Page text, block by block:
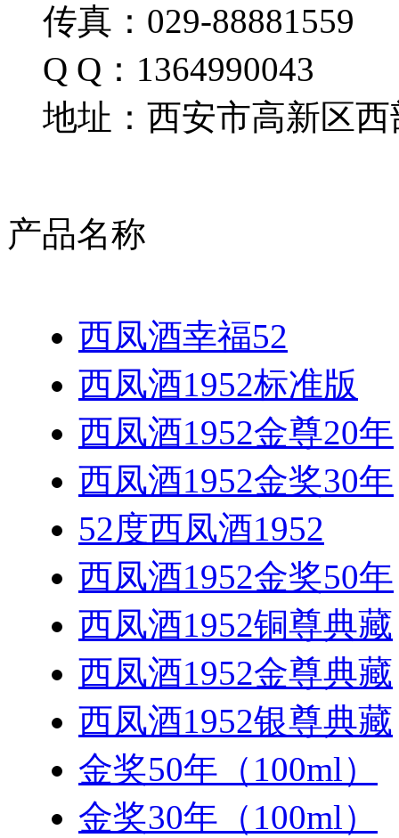
传真：029-88881559
Q Q：1364990043
地址：西安市高新区西
产品名称
西凤酒幸福52
西凤酒1952标准版
西凤酒1952金尊20年
西凤酒1952金奖30年
52度西凤酒1952
西凤酒1952金奖50年
西凤酒1952铜尊典藏
西凤酒1952金尊典藏
西凤酒1952银尊典藏
金奖50年（100ml）
金奖30年（100ml）